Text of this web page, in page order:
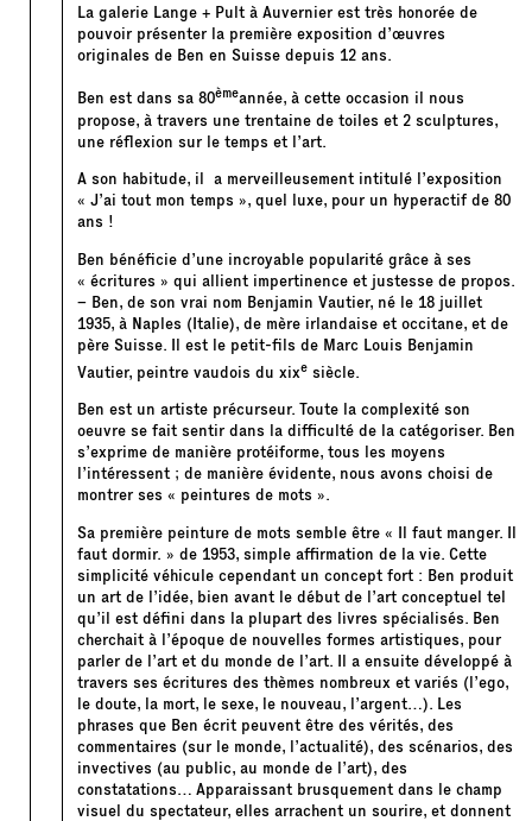
La galerie Lange + Pult à Auvernier est très honorée de
pouvoir présenter la première exposition d’œuvres
originales de Ben en Suisse depuis 12 ans.
Ben est dans sa 80èmeannée, à cette occasion il nous
propose, à travers une trentaine de toiles et 2 sculptures,
une réflexion sur le temps et l’art.
A son habitude, il a merveilleusement intitulé l’exposition
« J’ai tout mon temps », quel luxe, pour un hyperactif de 80
ans !
Ben bénéficie d’une incroyable popularité grâce à ses
« écritures » qui allient impertinence et justesse de propos.
– Ben, de son vrai nom Benjamin Vautier, né le 18 juillet
1935, à Naples (Italie), de mère irlandaise et occitane, et de
père Suisse. Il est le petit-fils de Marc Louis Benjamin
Vautier, peintre vaudois du xixe siècle.
Ben est un artiste précurseur. Toute la complexité son
oeuvre se fait sentir dans la difficulté de la catégoriser. Ben
s’exprime de manière protéiforme, tous les moyens
l’intéressent ; de manière évidente, nous avons choisi de
montrer ses « peintures de mots ».
Sa première peinture de mots semble être « Il faut manger. Il
faut dormir. » de 1953, simple affirmation de la vie. Cette
simplicité véhicule cependant un concept fort : Ben produit
un art de l’idée, bien avant le début de l’art conceptuel tel
qu’il est défini dans la plupart des livres spécialisés. Ben
cherchait à l’époque de nouvelles formes artistiques, pour
parler de l’art et du monde de l’art. Il a ensuite développé à
travers ses écritures des thèmes nombreux et variés (l’ego,
le doute, la mort, le sexe, le nouveau, l’argent…). Les
phrases que Ben écrit peuvent être des vérités, des
commentaires (sur le monde, l’actualité), des scénarios, des
invectives (au public, au monde de l’art), des
constatations… Apparaissant brusquement dans le champ
visuel du spectateur, elles arrachent un sourire, et donnent